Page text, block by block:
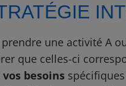
prendre une activité A
que celles-ci
vos besoins